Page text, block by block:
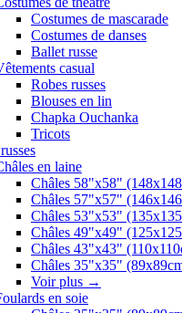
Costumes de mascarade
Costumes de danses
Ballet russe
casual
Robes russes
Blouses en lin
Chapka Ouchanka
Tricots
en laine
Châles 58"x58"
Châles 57"x57"
Châles 53"x53"
Châles 49"x49"
Châles 43"x43"
Châles 35"x35"
Voir plus →
en soie